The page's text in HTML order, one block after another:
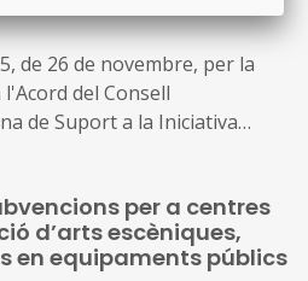
2026
de 26 de novembre, per la
del Consell
de Suport a la Iniciativa
de difusió d'espectacles
sense finalitat lucrativa per a
per a centres
d’arts escèniques,
en equipaments públics